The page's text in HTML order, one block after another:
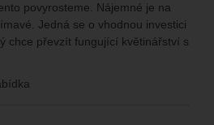
povyrosteme. Nájemné je na
Jedná se o vhodnou investici
chce převzít fungující květinářství s